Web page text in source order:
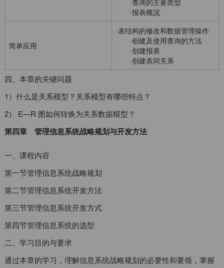
·报表概况
简单应用
·表结构的修改和数据管理操作
·创建及使用查询的方法
·创建报表
·创建表间关系
四、本章的关键问题
1）什么是关系模型？关系模型有哪些特点？
2） E—R 图如何转换为关系数据模型？
第四章 管理信息系统战略规划与开发方法
一、课程内容
第一节管理信息系统战略规划
第二节管理信息系统开发方法
第三节管理信息系统开发方式
第四节管理信息系统的选型
二、学习目的与要求
通过本章的学习，理解信息系统战略规划的必要性和要领，掌握